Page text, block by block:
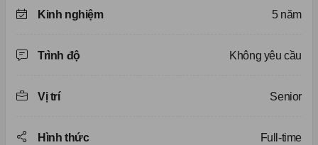
Kinh nghiệm 5 năm
Trình độ Không yêu cầu
Vị trí Senior
Hình thức Full-time